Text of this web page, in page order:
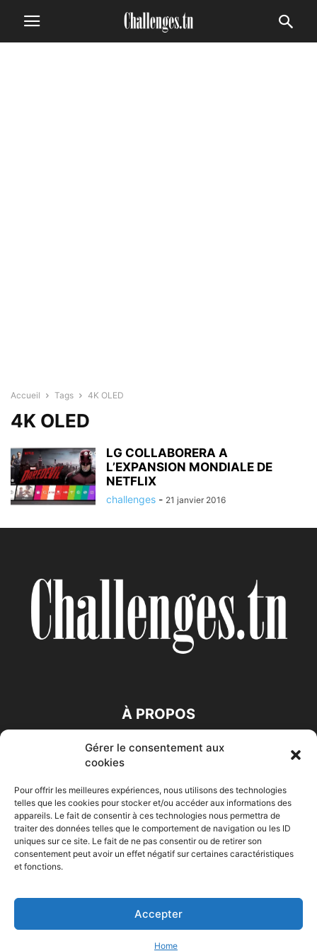
Gérer le consentement aux
cookies
Pour offrir les meilleures expériences, nous utilisons des technologies
telles que les cookies pour stocker et/ou accéder aux informations des
appareils. Le fait de consentir à ces technologies nous permettra de
traiter des données telles que le comportement de navigation ou les ID
uniques sur ce site. Le fait de ne pas consentir ou de retirer son
consentement peut avoir un effet négatif sur certaines caractéristiques
et fonctions.
Accepter
Home
Accueil Tags 4K OLED
4K OLED
LG COLLABORERA A
L’EXPANSION MONDIALE DE
NETFLIX
challenges - 21 janvier 2016
À PROPOS
SUIVEZ NOUS
Accueil Economie Entreprises Entrepreneur Afrique
HIGH-TECH Auto-Moto
© Challenges.tn By AAKOM.DIGITAL